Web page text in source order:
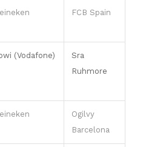
FCB Spain
(Vodafone)
Sra
Ruhmore
Ogilvy
Barcelona